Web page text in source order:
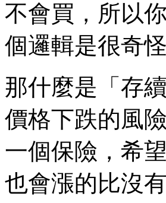
不會買，所以
個邏輯是很奇怪
那什麼是「存
價格下跌的風
一個保險，希
也會漲的比沒